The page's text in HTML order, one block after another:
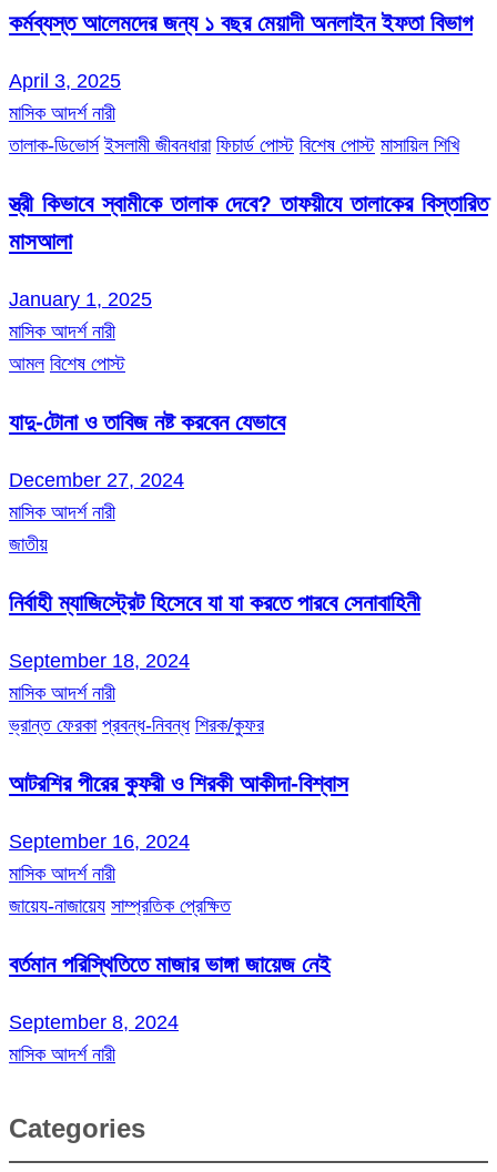
কর্মব্যস্ত আলেমদের জন্য ১ বছর মেয়াদী অনলাইন ইফতা বিভাগ
April 3, 2025
মাসিক আদর্শ নারী
তালাক-ডিভোর্স ইসলামী জীবনধারা ফিচার্ড পোস্ট বিশেষ পোস্ট মাসায়িল শিখি
স্ত্রী কিভাবে স্বামীকে তালাক দেবে? তাফয়ীযে তালাকের বিস্তারিত
মাসআলা
January 1, 2025
মাসিক আদর্শ নারী
আমল বিশেষ পোস্ট
যাদু-টোনা ও তাবিজ নষ্ট করবেন যেভাবে
December 27, 2024
মাসিক আদর্শ নারী
জাতীয়
নির্বাহী ম্যাজিস্ট্রেট হিসেবে যা যা করতে পারবে সেনাবাহিনী
September 18, 2024
মাসিক আদর্শ নারী
ভ্রান্ত ফেরকা প্রবন্ধ-নিবন্ধ শিরক/কুফর
আটরশির পীরের কুফরী ও শিরকী আকীদা-বিশ্বাস
September 16, 2024
মাসিক আদর্শ নারী
জায়েয-নাজায়েয সাম্প্রতিক প্রেক্ষিত
বর্তমান পরিস্থিতিতে মাজার ভাঙ্গা জায়েজ নেই
September 8, 2024
মাসিক আদর্শ নারী
Categories